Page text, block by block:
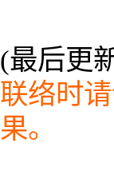
(最后更
联络时
果。